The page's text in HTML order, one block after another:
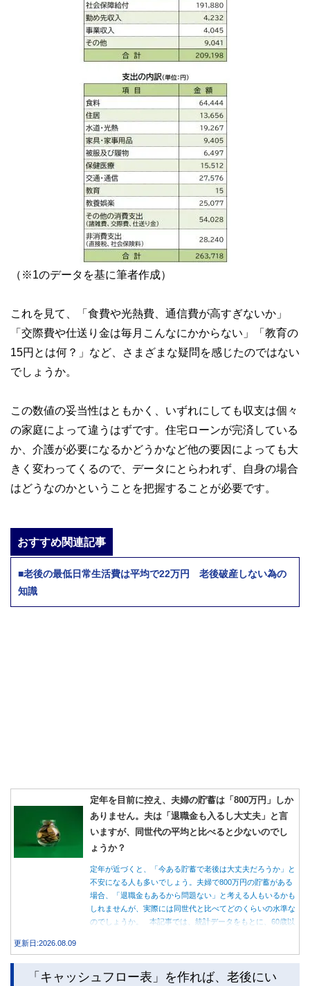
（※1のデータを基に筆者作成）
これを見て、「食費や光熱費、通信費が高すぎないか」
「交際費や仕送り金は毎月こんなにかからない」「教育の
15円とは何？」など、さまざまな疑問を感じたのではない
でしょうか。
この数値の妥当性はともかく、いずれにしても収支は個々
の家庭によって違うはずです。住宅ローンが完済している
か、介護が必要になるかどうかなど他の要因によっても大
きく変わってくるので、データにとらわれず、自身の場合
はどうなのかということを把握することが必要です。
おすすめ関連記事
■老後の最低日常生活費は平均で22万円 老後破産しない為の
知識
定年を目前に控え、夫婦の貯蓄は「800万円」しか
ありません。夫は「退職金も入るし大丈夫」と言
いますが、同世代の平均と比べると少ないのでし
ょうか？
定年が近づくと、「今ある貯蓄で老後は大丈夫だろうか」と
不安になる人も多いでしょう。夫婦で800万円の貯蓄がある
場合、「退職金もあるから問題ない」と考える人もいるかも
しれませんが、実際には同世代と比べてどのくらいの水準な
のでしょうか。 本記事では、統計データをもとに、60歳以
更新日:2026.08.09
「キャッシュフロー表」を作れば、老後にい